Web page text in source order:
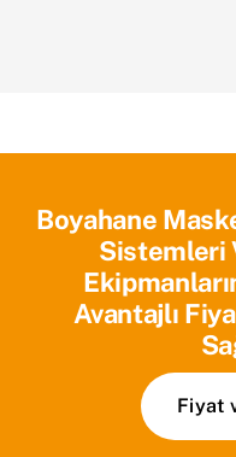
Boyahane
Sistemleri
Avantajlı
Fiyat